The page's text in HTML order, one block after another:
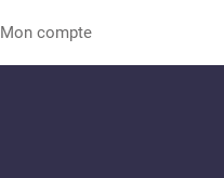
Mon compte